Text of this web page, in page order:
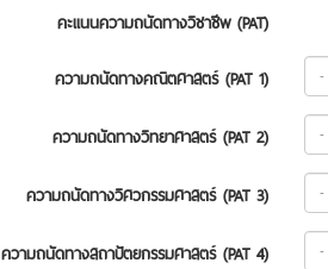
คะแนนความถนัดทางวิชาชีพ (PAT)
ความถนัดทางคณิตศาสตร์ (PAT 1)
ความถนัดทางวิทยาศาสตร์ (PAT 2)
ความถนัดทางวิศวกรรมศาสตร์ (PAT 3)
ความถนัดทางสถาปัตยกรรมศาสตร์ (PAT 4)